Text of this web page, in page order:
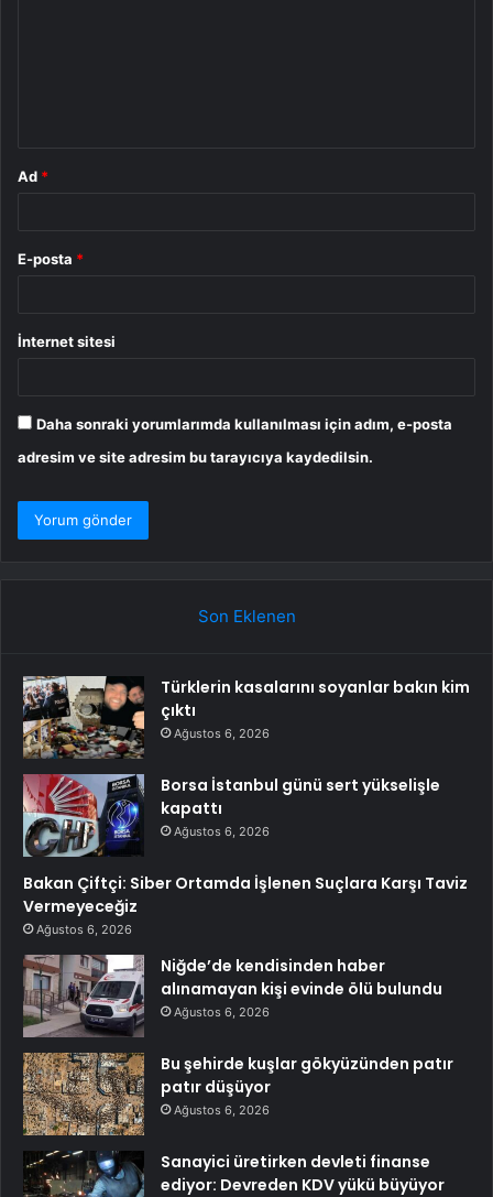
Ad *
E-posta *
İnternet sitesi
Daha sonraki yorumlarımda kullanılması için adım, e-posta
adresim ve site adresim bu tarayıcıya kaydedilsin.
Son Eklenen
Türklerin kasalarını soyanlar bakın kim
çıktı
Ağustos 6, 2026
Borsa İstanbul günü sert yükselişle
kapattı
Ağustos 6, 2026
Bakan Çiftçi: Siber Ortamda İşlenen Suçlara Karşı Taviz
Vermeyeceğiz
Ağustos 6, 2026
Niğde’de kendisinden haber
alınamayan kişi evinde ölü bulundu
Ağustos 6, 2026
Bu şehirde kuşlar gökyüzünden patır
patır düşüyor
Ağustos 6, 2026
Sanayici üretirken devleti finanse
ediyor: Devreden KDV yükü büyüyor